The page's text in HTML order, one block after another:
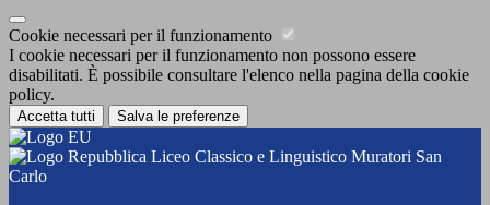
Cookie necessari per il funzionamento
I cookie necessari per il funzionamento non possono essere
disabilitati. È possibile consultare l'elenco nella pagina della cookie
policy.
Accetta tutti Salva le preferenze
Liceo Classico e Linguistico Muratori San
Carlo